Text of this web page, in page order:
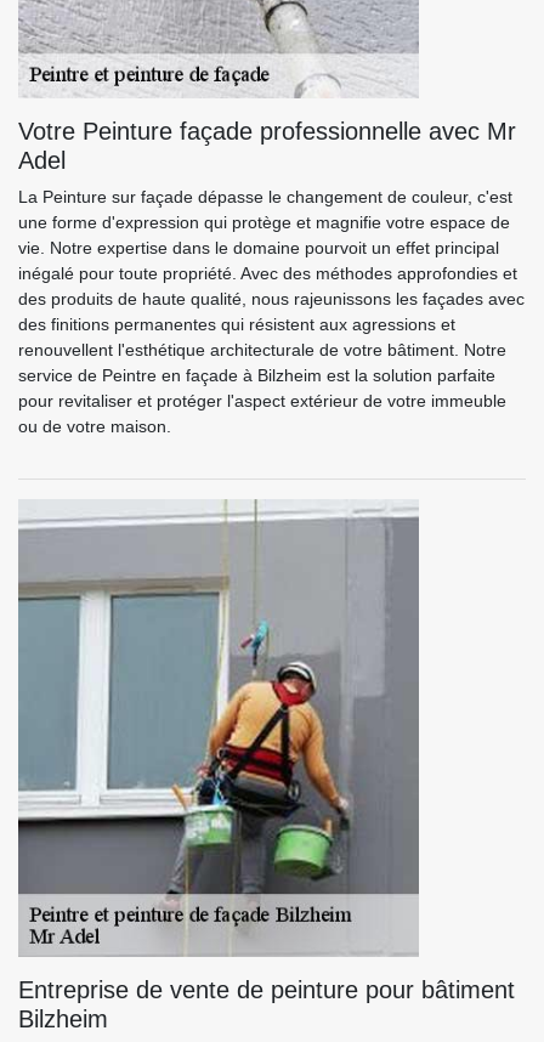
Votre Peinture façade professionnelle avec Mr
Adel
La Peinture sur façade dépasse le changement de couleur, c'est
une forme d'expression qui protège et magnifie votre espace de
vie. Notre expertise dans le domaine pourvoit un effet principal
inégalé pour toute propriété. Avec des méthodes approfondies et
des produits de haute qualité, nous rajeunissons les façades avec
des finitions permanentes qui résistent aux agressions et
renouvellent l'esthétique architecturale de votre bâtiment. Notre
service de Peintre en façade à Bilzheim est la solution parfaite
pour revitaliser et protéger l'aspect extérieur de votre immeuble
ou de votre maison.
Entreprise de vente de peinture pour bâtiment
Bilzheim